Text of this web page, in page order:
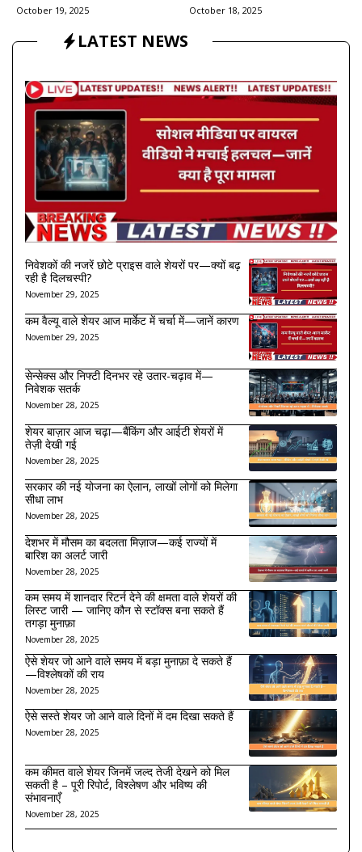
October 19, 2025 October 18, 2025
LATEST NEWS
निवेशकों की नजरें छोटे प्राइस वाले शेयरों पर—क्यों बढ़
रही है दिलचस्पी?
November 29, 2025
कम वैल्यू वाले शेयर आज मार्केट में चर्चा में—जानें कारण
November 29, 2025
सेन्सेक्स और निफ्टी दिनभर रहे उतार-चढ़ाव में—
निवेशक सतर्क
November 28, 2025
शेयर बाज़ार आज चढ़ा—बैंकिंग और आईटी शेयरों में
तेज़ी देखी गई
November 28, 2025
सरकार की नई योजना का ऐलान, लाखों लोगों को मिलेगा
सीधा लाभ
November 28, 2025
देशभर में मौसम का बदलता मिज़ाज—कई राज्यों में
बारिश का अलर्ट जारी
November 28, 2025
कम समय में शानदार रिटर्न देने की क्षमता वाले शेयरों की
लिस्ट जारी — जानिए कौन से स्टॉक्स बना सकते हैं
तगड़ा मुनाफ़ा
November 28, 2025
ऐसे शेयर जो आने वाले समय में बड़ा मुनाफ़ा दे सकते हैं
—विश्लेषकों की राय
November 28, 2025
ऐसे सस्ते शेयर जो आने वाले दिनों में दम दिखा सकते हैं
November 28, 2025
कम कीमत वाले शेयर जिनमें जल्द तेजी देखने को मिल
सकती है – पूरी रिपोर्ट, विश्लेषण और भविष्य की
संभावनाएँ
November 28, 2025